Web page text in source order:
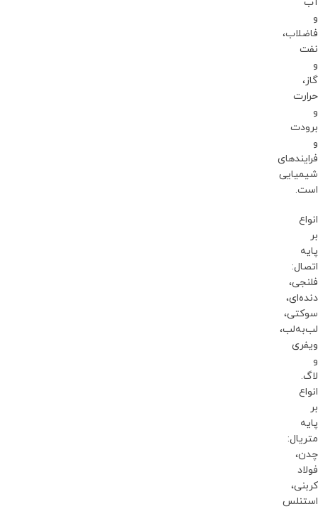
و
فاضلاب،
نفت
و
گاز،
حرارت
و
برودت
و
فرایندهای
شیمیایی
است.
انواع
بر
پایه
اتصال:
فلنجی،
دنده‌ای،
سوکتی،
لب‌به‌لب،
ویفری
و
لاگ.
انواع
بر
پایه
متریال:
چدن،
فولاد
کربنی،
استنلس